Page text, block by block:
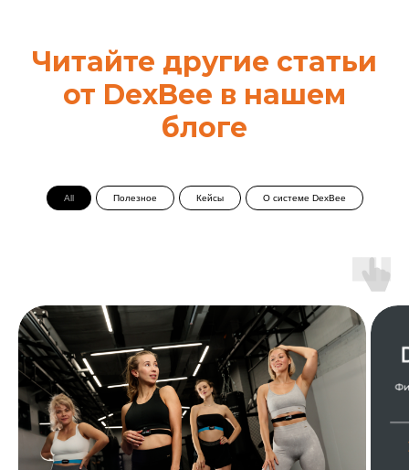
Читайте другие статьи
от DexBee в нашем
блоге
All Полезное Кейсы О системе DexBee